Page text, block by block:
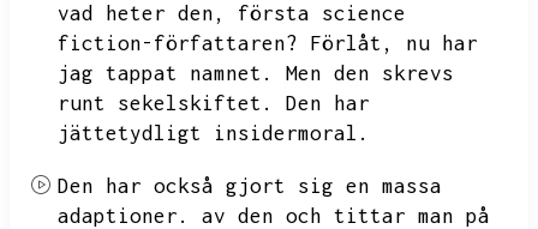
vad heter den,
första science
fiction-författaren?
Förlåt,
nu har
jag tappat namnet.
Men den skrevs
runt sekelskiftet.
Den har
jättetydligt insidermoral.
Den har också gjort sig en massa
adaptioner.
av den och tittar man på